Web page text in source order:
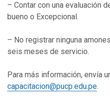
– Contar con una evaluación
bueno o Excepcional.
– No registrar ninguna
seis meses de servicio.
Para más información, envía
capacitacion@pucp.edu.pe.